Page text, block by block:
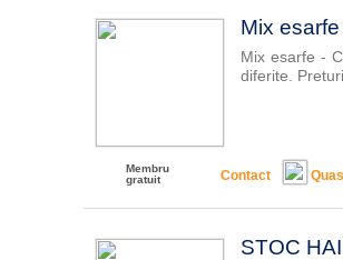
Mix
Mix esarfe -
diferite.
Membru
gratuit
Contact
STOC